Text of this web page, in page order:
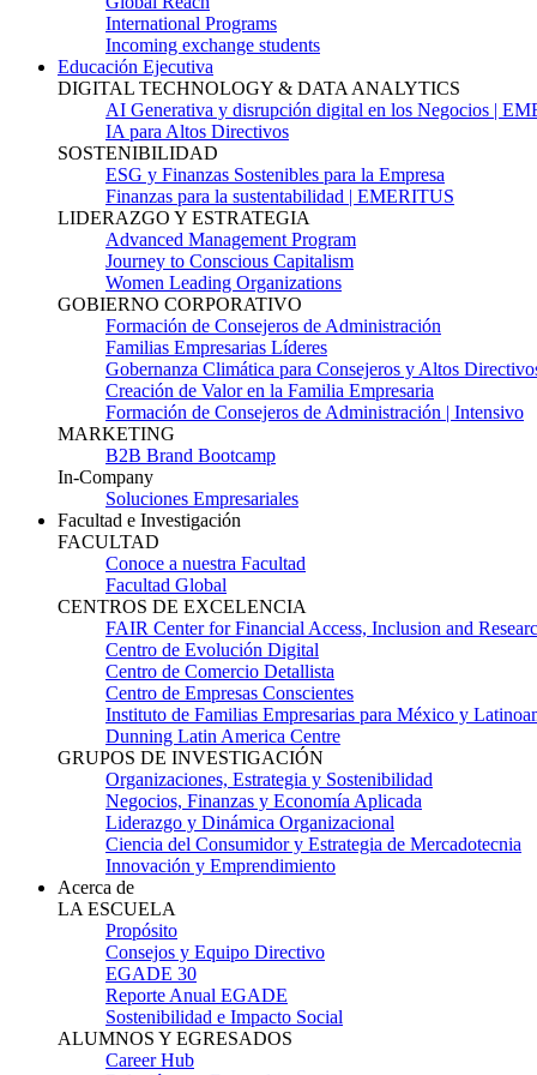
International Programs
Incoming exchange students
Educación Ejecutiva
DIGITAL TECHNOLOGY & DATA ANALYTICS
AI Generativa y disrupción digital en los Negocios |
IA para Altos Directivos
SOSTENIBILIDAD
ESG y Finanzas Sostenibles para la Empresa
Finanzas para la sustentabilidad | EMERITUS
LIDERAZGO Y ESTRATEGIA
Advanced Management Program
Journey to Conscious Capitalism
Women Leading Organizations
GOBIERNO CORPORATIVO
Formación de Consejeros de Administración
Familias Empresarias Líderes
Gobernanza Climática para Consejeros y Altos
Creación de Valor en la Familia Empresaria
Formación de Consejeros de Administración | Intensivo
MARKETING
B2B Brand Bootcamp
In-Company
Soluciones Empresariales
Facultad e Investigación
FACULTAD
Conoce a nuestra Facultad
Facultad Global
CENTROS DE EXCELENCIA
FAIR Center for Financial Access, Inclusion and
Centro de Evolución Digital
Centro de Comercio Detallista
Centro de Empresas Conscientes
Instituto de Familias Empresarias para México y
Dunning Latin America Centre
GRUPOS DE INVESTIGACIÓN
Organizaciones, Estrategia y Sostenibilidad
Negocios, Finanzas y Economía Aplicada
Liderazgo y Dinámica Organizacional
Ciencia del Consumidor y Estrategia de Mercadotecnia
Innovación y Emprendimiento
Acerca de
LA ESCUELA
Propósito
Consejos y Equipo Directivo
EGADE 30
Reporte Anual EGADE
Sostenibilidad e Impacto Social
ALUMNOS Y EGRESADOS
Career Hub